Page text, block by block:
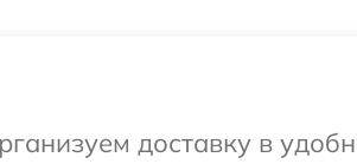
доставку в